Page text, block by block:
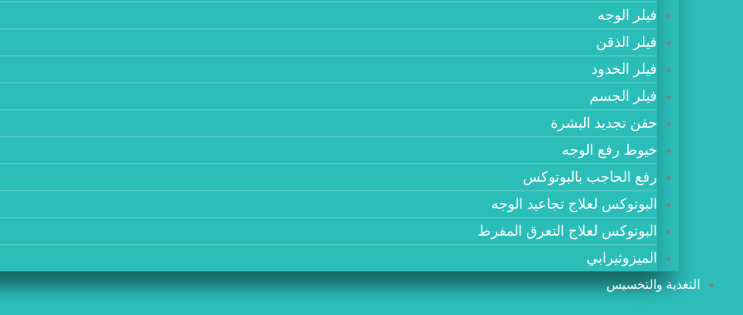
فيلر الوجه
فيلر الذقن
فيلر الخدود
فيلر الجسم
حقن تجديد البشرة
خيوط رفع الوجه
رفع الحاجب بالبوتوكس
البوتوكس لعلاج تجاعيد الوجه
البوتوكس لعلاج التعرق المفرط
الميزوثيرابي
التغذية والتخسيس